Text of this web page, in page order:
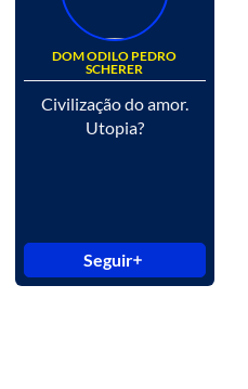
DOM ODILO PEDRO
SCHERER
Civilização do amor.
Utopia?
Seguir